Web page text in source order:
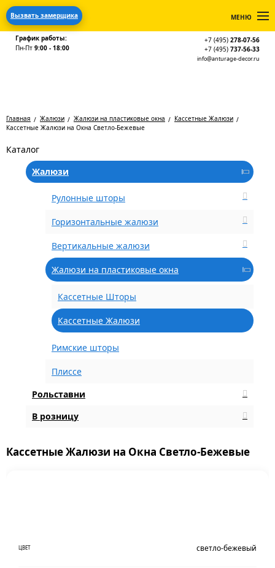
Вызвать замерщика МЕНЮ
График работы:
Пн-Пт 9:00 - 18:00
+7 (495) 278-07-56
+7 (495) 737-56-33
info@anturage-decor.ru
Главная Жалюзи Жалюзи на пластиковые окна
Кассетные Жалюзи
Кассетные Жалюзи на Окна Светло-Бежевые
Каталог
Жалюзи
Рулонные шторы
Горизонтальные жалюзи
Вертикальные жалюзи
Жалюзи на пластиковые окна
Кассетные Шторы
Кассетные Жалюзи
Римские шторы
Плиссе
Рольставни
В розницу
Кассетные Жалюзи на Окна Светло-Бежевые
ЦВЕТ светло-бежевый